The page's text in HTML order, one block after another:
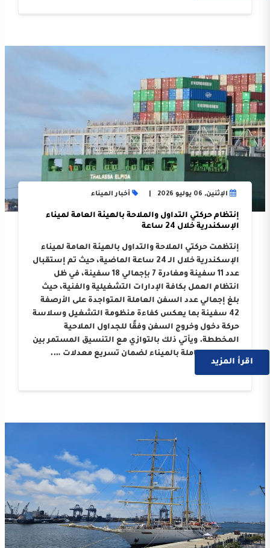
الإثنين, 06 يوليو 2026 أخبار الميناء
إنتظام حركتي التداول والملاحة بالهيئة العامة لميناء
الإسكندرية خلال 24 ساعة
إنتظمت حركتي الملاحة والتداول بالهيئة العامة لميناء
الإسكندرية خلال الـ 24 ساعة الماضية، حيث تم إستقبال
عدد 11 سفينة ومغادرة 7 بإجمالي 18 سفينة، في ظل
انتظام العمل بكافة الإدارات التشغيلية والفنية، حيث
بلغ إجمالي عدد السفن العاملة المتواجدة على الأرصفة
42 سفينة بما يعكس كفاءة منظومة التشغيل وسلاسة
حركة دخول وخروج السفن وفقًا للجداول الملاحية
المخططة. ويأتي ذلك بالتوازي مع التنسيق المستمر بين
الجهات العاملة بالميناء لضمان تسريع معدلات ….
اقرأ المزيد